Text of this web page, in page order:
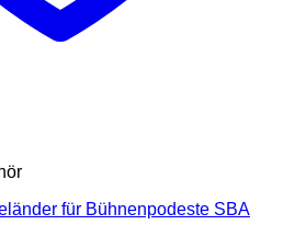
für Bühnenpodeste SBA